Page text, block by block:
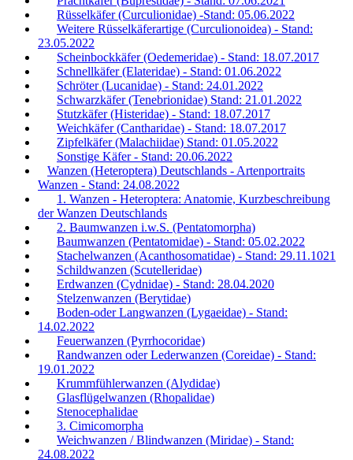
Rüsselkäfer (Curculionidae) -Stand: 05.06.2022
Weitere Rüsselkäferartige (Curculionoidea) - Stand:
23.05.2022
Scheinbockkäfer (Oedemeridae) - Stand: 18.07.2017
Schnellkäfer (Elateridae) - Stand: 01.06.2022
Schröter (Lucanidae) - Stand: 24.01.2022
Schwarzkäfer (Tenebrionidae) Stand: 21.01.2022
Stutzkäfer (Histeridae) - Stand: 18.07.2017
Weichkäfer (Cantharidae) - Stand: 18.07.2017
Zipfelkäfer (Malachiidae) Stand: 01.05.2022
Sonstige Käfer - Stand: 20.06.2022
Wanzen (Heteroptera) Deutschlands - Artenportraits
Wanzen - Stand: 24.08.2022
1. Wanzen - Heteroptera: Anatomie, Kurzbeschreibung
der Wanzen Deutschlands
2. Baumwanzen i.w.S. (Pentatomorpha)
Baumwanzen (Pentatomidae) - Stand: 05.02.2022
Stachelwanzen (Acanthosomatidae) - Stand: 29.11.1021
Schildwanzen (Scutelleridae)
Erdwanzen (Cydnidae) - Stand: 28.04.2020
Stelzenwanzen (Berytidae)
Boden-oder Langwanzen (Lygaeidae) - Stand:
14.02.2022
Feuerwanzen (Pyrrhocoridae)
Randwanzen oder Lederwanzen (Coreidae) - Stand:
19.01.2022
Krummfühlerwanzen (Alydidae)
Glasflügelwanzen (Rhopalidae)
Stenocephalidae
3. Cimicomorpha
Weichwanzen / Blindwanzen (Miridae) - Stand:
24.08.2022